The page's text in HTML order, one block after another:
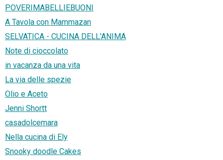
POVERIMABELLIEBUONI
A Tavola con Mammazan
SELVATICA - CUCINA DELL'ANIMA
Note di cioccolato
in vacanza da una vita
La via delle spezie
Olio e Aceto
Jenni Shortt
casadolcemara
Nella cucina di Ely
Snooky doodle Cakes